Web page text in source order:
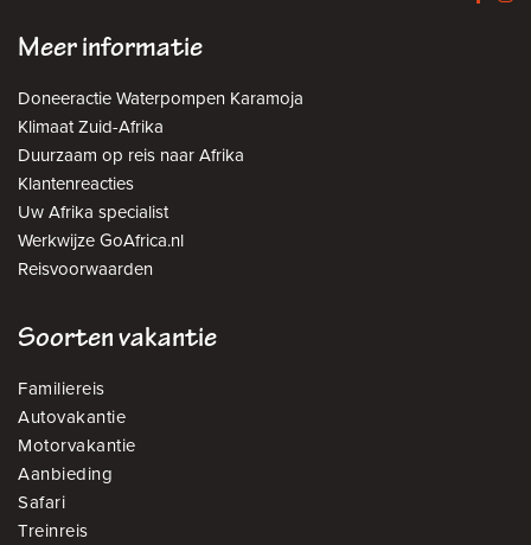
Meer informatie
Doneeractie Waterpompen Karamoja
Klimaat Zuid-Afrika
Duurzaam op reis naar Afrika
Klantenreacties
Uw Afrika specialist
Werkwijze GoAfrica.nl
Reisvoorwaarden
Soorten vakantie
Familiereis
Autovakantie
Motorvakantie
Aanbieding
Safari
Treinreis